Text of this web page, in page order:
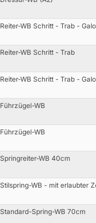
Reiter-WB Schritt - Trab -
Reiter-WB Schritt - Trab
Reiter-WB Schritt - Trab -
Führzügel-WB
Führzügel-WB
Springreiter-WB 40cm
Stilspring-WB - mit erlaubter
Standard-Spring-WB 70cm